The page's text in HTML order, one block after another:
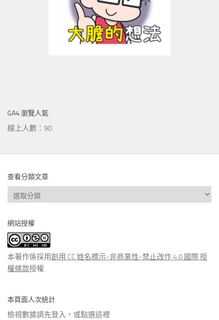
GA4 瀏覽人氣
線上人數：90
查看分類文章
查
看
類
文
章
網站授權
本著作係採用創用 CC 姓名標示-非商業性-禁止改作 4.0 國際 授
權條款授權.
本頁面人次統計
檢視數據請先登入，或點選這裡